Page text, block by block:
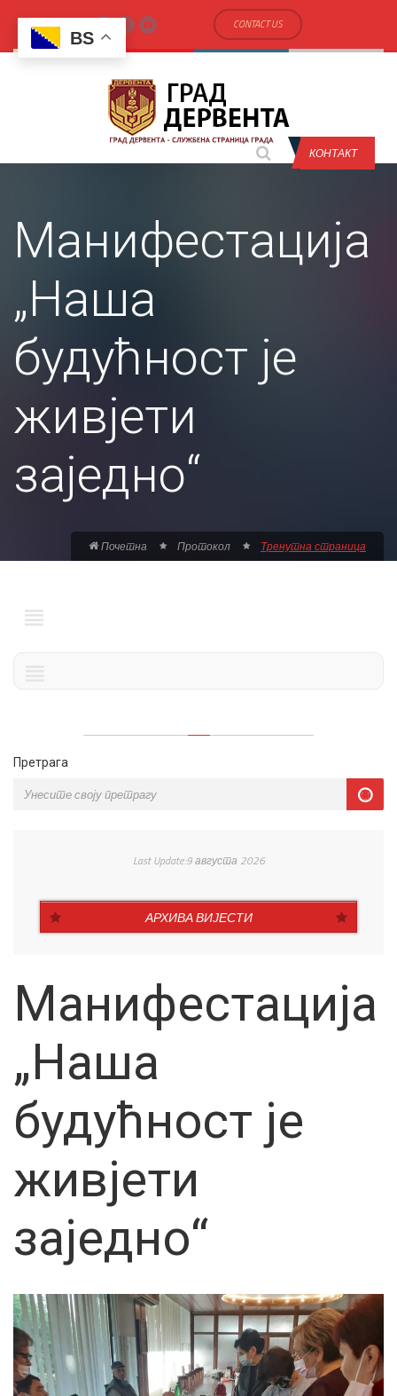
CONTACT US
КОНТАКТ
Манифестација
„Наша
будућност је
живјети
заједно“
Почетна Протокол Тренутна страница
Претрага
Last Update:9 августа 2026
АРХИВА ВИЈЕСТИ
Манифестација
„Наша
будућност је
живјети
заједно“
BS